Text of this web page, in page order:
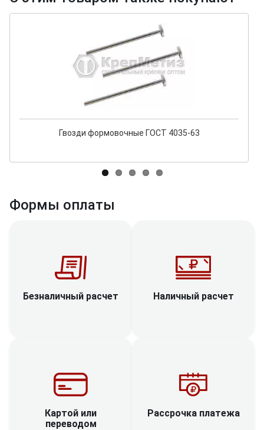
Гвозди формовочные ГОСТ 4035-63
Формы оплаты
Безналичный расчет Наличный расчет
Картой или
переводом
Рассрочка платежа